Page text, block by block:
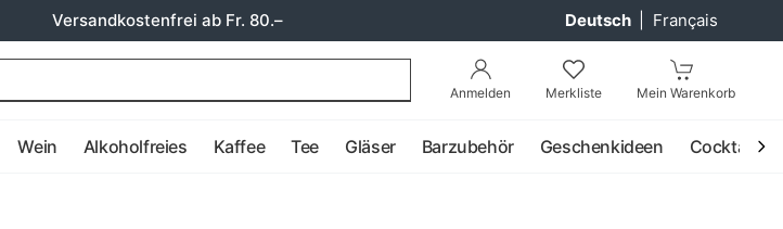
Versandkostenfrei ab Fr. 80.– Deutsch Français
Anmelden Merkliste Mein Warenkorb
Wein Alkoholfreies Kaffee Tee Gläser Barzubehör Geschenkideen Cocktail